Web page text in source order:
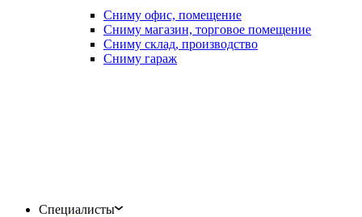
Сниму офис, помещение
Сниму магазин, торговое помещение
Сниму склад, производство
Сниму гараж
Специалисты